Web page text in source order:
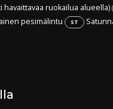
ruokailua alueella)
pesimälintu ST